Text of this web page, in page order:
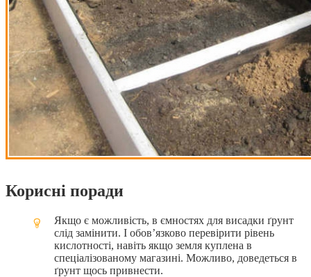
Корисні поради
Якщо є можливість, в ємностях для висадки ґрунт
слід замінити. І обов’язково перевірити рівень
кислотності, навіть якщо земля куплена в
спеціалізованому магазині. Можливо, доведеться в
ґрунт щось привнести.